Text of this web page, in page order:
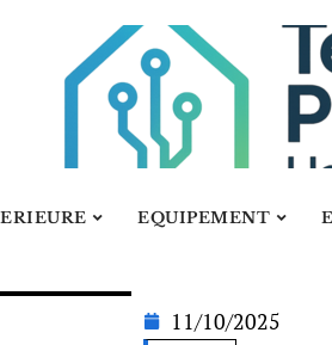
EQUIPEMENT
11/10/2025